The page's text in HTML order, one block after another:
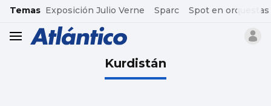
common.go-to-content
Temas Exposición Julio Verne Sparc Spot en orquestas
header.menu.open
Kurdistán